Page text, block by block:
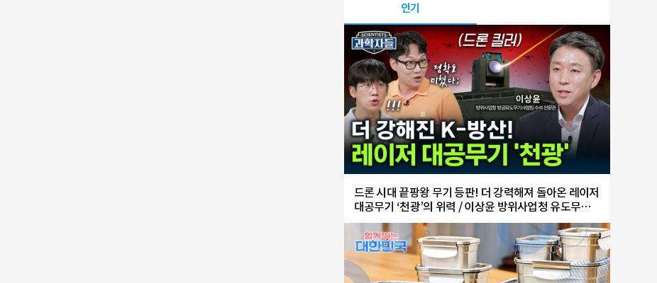
인기
드론 시대 끝팡왕 무기 등판! 더 강력해져 돌아온 레이저
대공무기 ‘천광’의 위력 / 이상윤 방위사업청 유도무기
사업부 방공유도무기사업팀 수석 전문관